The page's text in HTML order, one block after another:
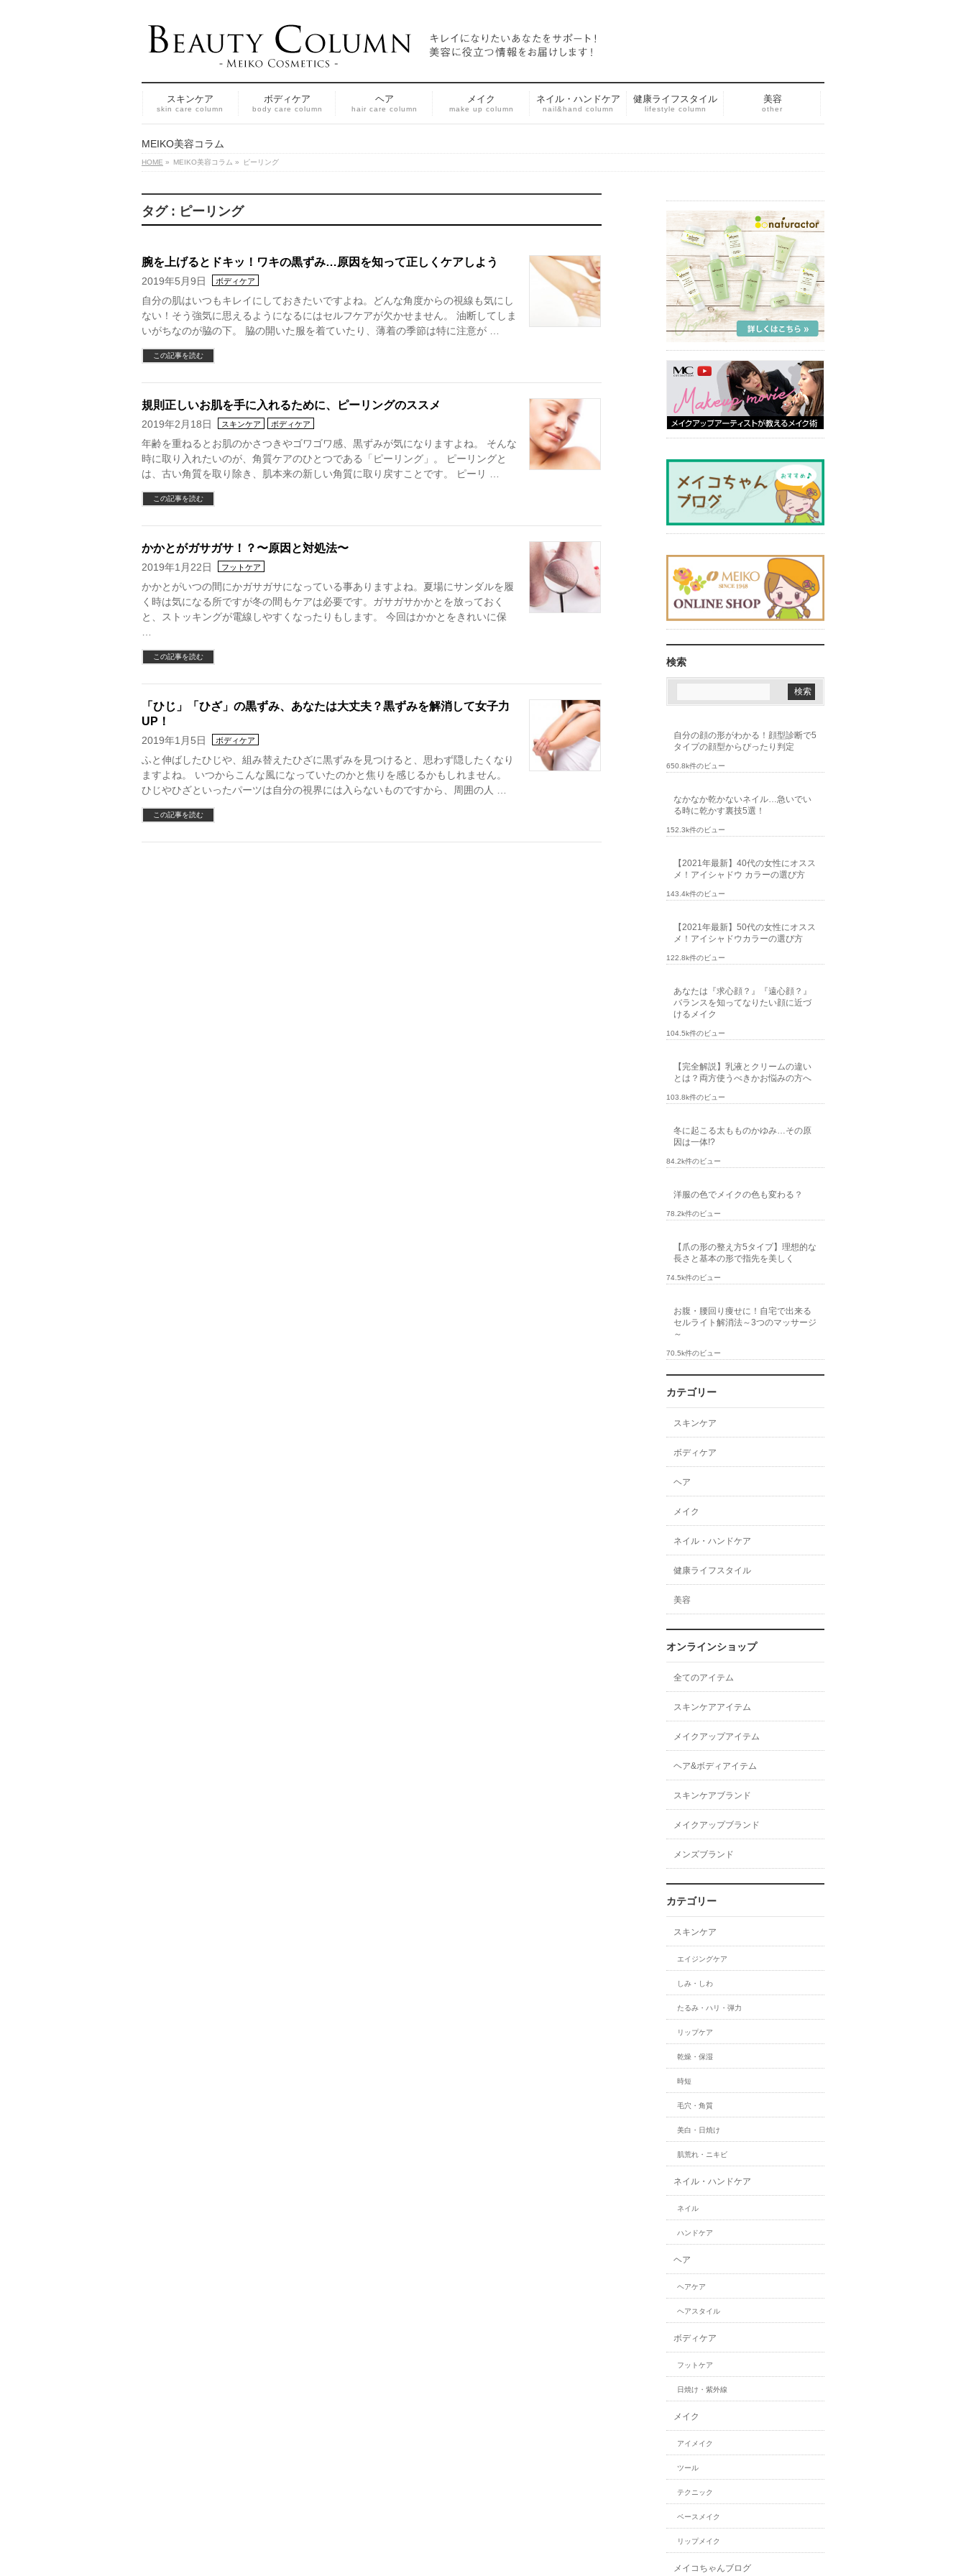
スキンケア
skin care column
ボディケア
body care column
ヘア
hair care column
メイク
make up column
ネイル・ハンドケア
nail&hand column
健康ライフスタイル
lifestyle column
美容
other
MEIKO美容コラム
HOME » MEIKO美容コラム » ピーリング
タグ : ピーリング
腕を上げるとドキッ！ワキの黒ずみ…原因を知って正しくケアしよう
2019年5月9日 ボディケア
自分の肌はいつもキレイにしておきたいですよね。どんな角度からの視線も気にし
ない！そう強気に思えるようになるにはセルフケアが欠かせません。 油断してしま
いがちなのが脇の下。 脇の開いた服を着ていたり、薄着の季節は特に注意が …
この記事を読む
規則正しいお肌を手に入れるために、ピーリングのススメ
2019年2月18日 スキンケア ボディケア
年齢を重ねるとお肌のかさつきやゴワゴワ感、黒ずみが気になりますよね。 そんな
時に取り入れたいのが、角質ケアのひとつである「ピーリング」。 ピーリングと
は、古い角質を取り除き、肌本来の新しい角質に取り戻すことです。 ピーリ …
この記事を読む
かかとがガサガサ！？〜原因と対処法〜
2019年1月22日 フットケア
かかとがいつの間にかガサガサになっている事ありますよね。夏場にサンダルを履
く時は気になる所ですが冬の間もケアは必要です。ガサガサかかとを放っておく
と、ストッキングが電線しやすくなったりもします。 今回はかかとをきれいに保
この記事を読む
「ひじ」「ひざ」の黒ずみ、あなたは大丈夫？黒ずみを解消して女子力
UP！
2019年1月5日 ボディケア
ふと伸ばしたひじや、組み替えたひざに黒ずみを見つけると、思わず隠したくなり
ますよね。 いつからこんな風になっていたのかと焦りを感じるかもしれません。
ひじやひざといったパーツは自分の視界には入らないものですから、周囲の人 …
この記事を読む
検索
自分の顔の形がわかる！顔型診断で5
タイプの顔型からぴったり判定
650.8k件のビュー
なかなか乾かないネイル…急いでい
る時に乾かす裏技5選！
152.3k件のビュー
【2021年最新】40代の女性にオスス
メ！アイシャドウ カラーの選び方
143.4k件のビュー
【2021年最新】50代の女性にオスス
メ！アイシャドウカラーの選び方
122.8k件のビュー
あなたは『求心顔？』『遠心顔？』
バランスを知ってなりたい顔に近づ
けるメイク
104.5k件のビュー
【完全解説】乳液とクリームの違い
とは？両方使うべきかお悩みの方へ
103.8k件のビュー
冬に起こる太もものかゆみ…その原
因は一体!?
84.2k件のビュー
洋服の色でメイクの色も変わる？
78.2k件のビュー
【爪の形の整え方5タイプ】理想的な
長さと基本の形で指先を美しく
74.5k件のビュー
お腹・腰回り痩せに！自宅で出来る
セルライト解消法～3つのマッサージ
～
70.5k件のビュー
カテゴリー
スキンケア
ボディケア
ヘア
メイク
ネイル・ハンドケア
健康ライフスタイル
美容
オンラインショップ
全てのアイテム
スキンケアアイテム
メイクアップアイテム
ヘア&ボディアイテム
スキンケアブランド
メイクアップブランド
メンズブランド
カテゴリー
スキンケア
エイジングケア
しみ・しわ
たるみ・ハリ・弾力
リップケア
乾燥・保湿
時短
毛穴・角質
美白・日焼け
肌荒れ・ニキビ
ネイル・ハンドケア
ネイル
ハンドケア
ヘア
ヘアケア
ヘアスタイル
ボディケア
フットケア
日焼け・紫外線
メイク
アイメイク
ツール
テクニック
ベースメイク
リップメイク
メイコちゃんブログ